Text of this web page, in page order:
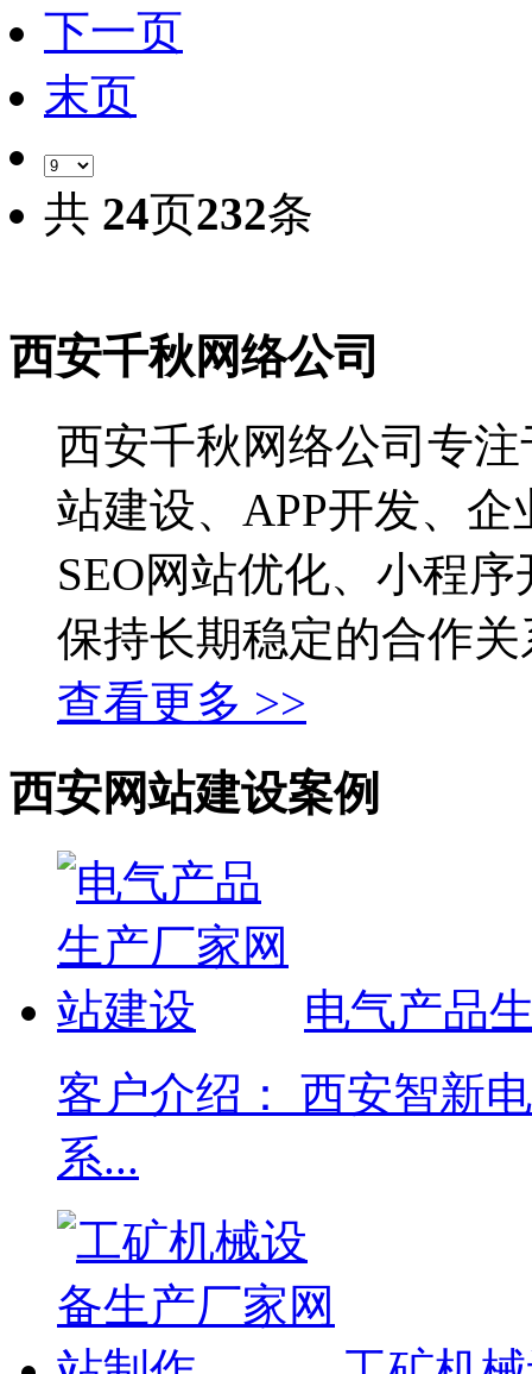
下一页
末页
共 24页232条
西安千秋网络公司
西安千秋网络公司专
站建设、APP开发、
SEO网站优化、小程
保持长期稳定的合作关
查看更多 >>
西安网站建设案例
电气产品
客户介绍： 西安智新
系...